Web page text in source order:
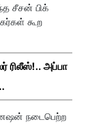
சீசன் பிக்
கூற
ரிலீஸ்!.. அப்பா
நடைபெற்ற